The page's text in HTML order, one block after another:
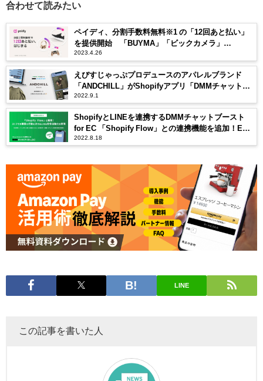
合わせて読みたい
ペイディ、分割手数料無料※1 の「12回あと払い」
を提供開始 「BUYMA」「ビックカメラ」
「DMM.com」「エアトリ」など約30のオンライン
ストアで利用可能
2023.4.26
えびすじゃっぷプロデュースのアパレルブランド
「ANDCHILL」がShopifyアプリ「DMMチャットブ
ーストfor EC」の導入でリピート率13%アップ
2022.9.1
ShopifyとLINEを連携するDMMチャットブースト
for EC 「Shopify Flow」との連携機能を追加！EC
サイト上での行動をもとにしたLINEからの配信自動
2022.8.18
LINE
この記事を書いた人